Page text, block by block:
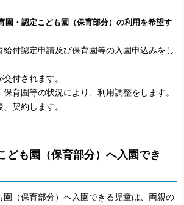
・認定こども園（保育部分）の利用を希望す
認定申請及び保育園等の入園申込みをし
付されます。
園等の状況により、利用調整をします。
契約します。
ども園（保育部分）へ入園でき
（保育部分）へ入園できる児童は、両親の